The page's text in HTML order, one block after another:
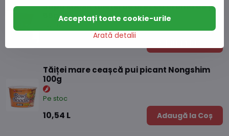
Supă MAMA tăieței de orez cu aromă de pui
Tăiței mare ceașcă pui picant Nongshim
100g
Pe stoc
10,54 L Adaugă la Coș
Arată detalii
Acceptați toate cookie-urile